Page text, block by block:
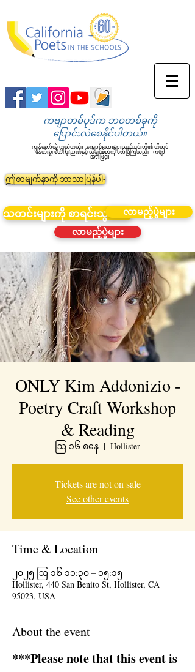
ကဗျာတစ်ပုဒ်က ဘဝတစ်ခုကို
ပြောင်းလဲစေနိုင်ပါတယ်။
ကျွန်တော်တို့ ကူညီတယ်။ ကျောင်းသားများသည် ၎င်းတို့၏ တီထွင်
ဖန်တီးမှု၊ စိတ်ကူးဉာဏ်နှင့် သိချင်စိတ်ကို ဖော်ပြကြသည်။ ကဗျာ
အားဖြင့်။
ဤစာမျက်နှာကို ဘာသာပြန်ပါ-
သတင်းများကို စာရင်းသွင်းပါ။လာမည့်ပွဲများ
လာမည့်ပွဲများ
ONLY Kim Addonizio -
Poetry Craft Workshop
& Reading
ဩ ၁၆ စနေ
  |
Hollister
Tickets are not on sale
See other events
Time & Location
၂၀၂၅ ဩ ၁၆ ၁၁:၃၀ – ၁၅:၁၅
Hollister, 440 San Benito St, Hollister, CA
95023, USA
About the event
***Please note that this event is